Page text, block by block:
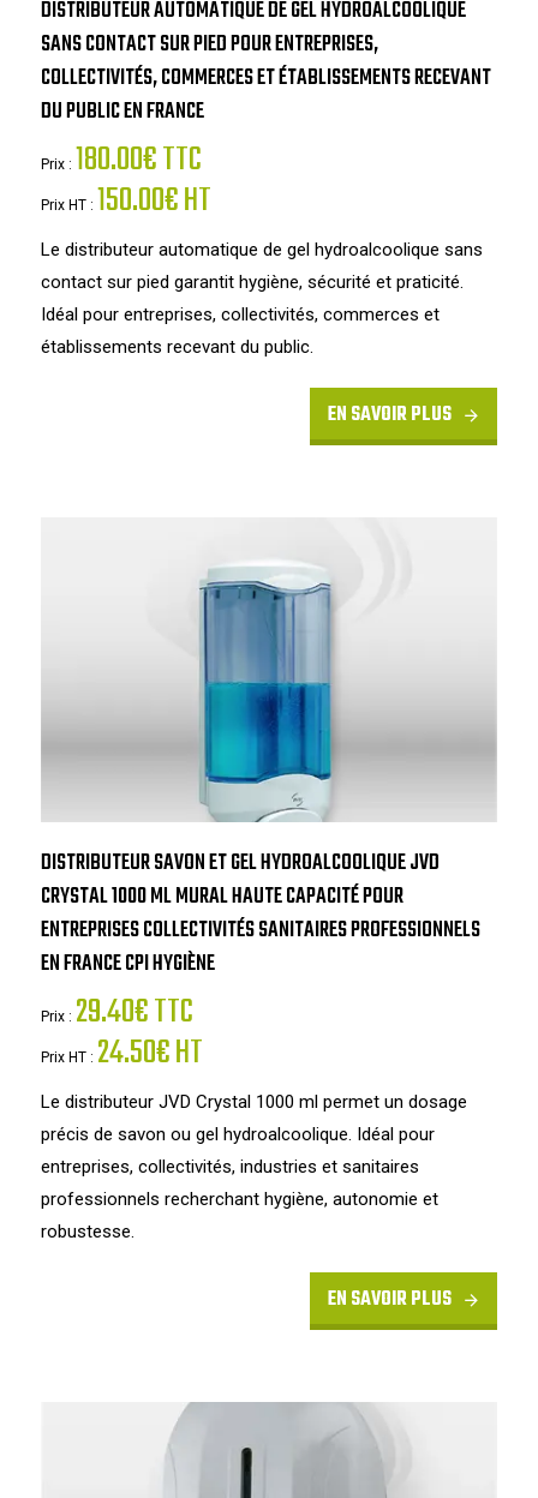
DISTRIBUTEUR AUTOMATIQUE DE GEL HYDROALCOOLIQUE
SANS CONTACT SUR PIED POUR ENTREPRISES,
COLLECTIVITÉS, COMMERCES ET ÉTABLISSEMENTS RECEVANT
DU PUBLIC EN FRANCE
Prix : 180.00€ TTC
Prix HT : 150.00€ HT
Le distributeur automatique de gel hydroalcoolique sans
contact sur pied garantit hygiène, sécurité et praticité.
Idéal pour entreprises, collectivités, commerces et
établissements recevant du public.
EN SAVOIR PLUS
DISTRIBUTEUR SAVON ET GEL HYDROALCOOLIQUE JVD
CRYSTAL 1000 ML MURAL HAUTE CAPACITÉ POUR
ENTREPRISES COLLECTIVITÉS SANITAIRES PROFESSIONNELS
EN FRANCE CPI HYGIÈNE
Prix : 29.40€ TTC
Prix HT : 24.50€ HT
Le distributeur JVD Crystal 1000 ml permet un dosage
précis de savon ou gel hydroalcoolique. Idéal pour
entreprises, collectivités, industries et sanitaires
professionnels recherchant hygiène, autonomie et
robustesse.
EN SAVOIR PLUS